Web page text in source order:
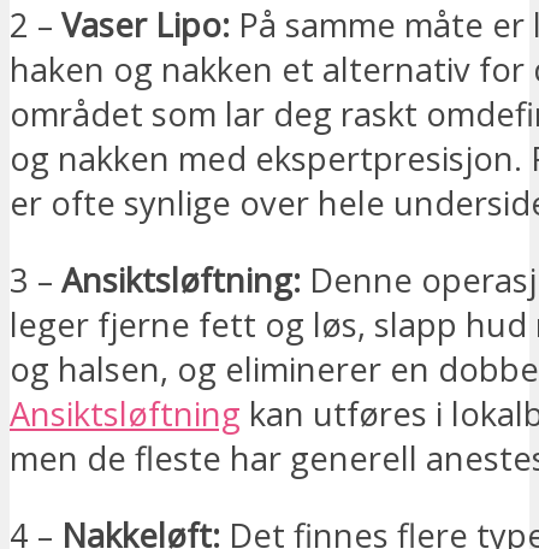
2 – Vaser Lipo: På samme måte
haken og nakken et alternativ
området som lar deg raskt
og nakken med ekspertpresisjon.
er ofte synlige over hele
3 – Ansiktsløftning: Denne
leger fjerne fett og løs, slapp
og halsen, og eliminerer en
Ansiktsløftning kan utføres i
men de fleste har generell
4 – Nakkeløft: Det finnes flere